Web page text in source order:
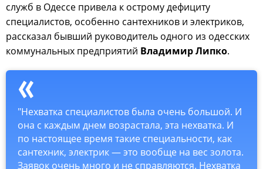
служб в Одессе привела к острому дефициту
специалистов, особенно сантехников и электриков,
рассказал бывший руководитель одного из одесских
коммунальных предприятий Владимир Липко.
"Нехватка специалистов была очень большой. И
она с каждым днем возрастала, эта нехватка. И
по настоящее время такие специальности, как
сантехник, электрик — это вообще на вес золота.
Заявок очень много и не справляются. Нехватка